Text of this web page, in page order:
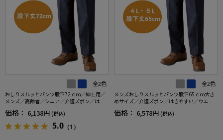
全2色
おしりスルッとパンツ股下72ｃｍ／紳士用／
メンズ／高齢者／シニア／介護ズボン／はき
やすい／ウエストゴム／敬老の日／ギフト／
プレゼント【CF】
価格： 6,138円 (税込)
5.0 （1）
全2色
メンズおしりスルッとパンツ股下65ｃｍ大き
めサイズ／介護ズボン／はきやすい／ウエス
トゴム／敬老の日／ギフト／プレゼント【C
F】
価格： 6,578円 (税込)